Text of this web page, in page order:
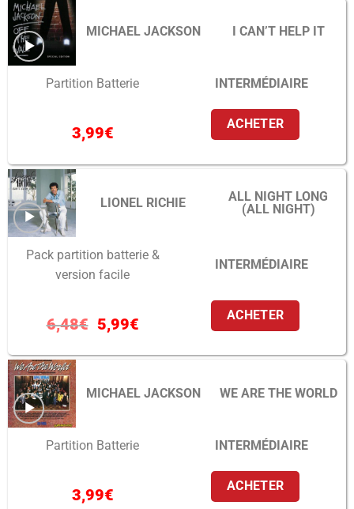
MICHAEL JACKSON I CAN’T HELP IT
Partition Batterie INTERMÉDIAIRE
3,99€ ACHETER
LIONEL RICHIE
ALL NIGHT LONG
(ALL NIGHT)
Pack partition batterie &
version facile
INTERMÉDIAIRE
6,48€ 5,99€ ACHETER
MICHAEL JACKSON WE ARE THE WORLD
Partition Batterie INTERMÉDIAIRE
3,99€ ACHETER